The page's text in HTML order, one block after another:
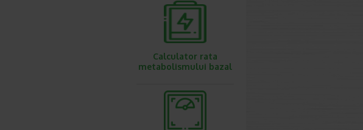
Calculator rata
metabolismului bazal